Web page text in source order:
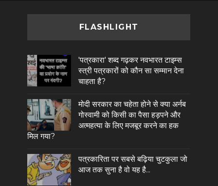
FLASHLIGHT
'पत्रकारा' शब्द गढ़कर नवभारत टाइम्स
स्त्री पत्रकारों को कौन सा सम्मान देना
चाहता है?
मोदी सरकार का चहेता होने से क्या अर्नब
गोस्वामी को किसी का पैसा हड़पने और
अत्महत्या के लिए मजबूर करने का हक
मिल गया?
पत्रकारिता पर सबसे बढ़िया चुटकुला जो
आज तक सुना है वो यह है...